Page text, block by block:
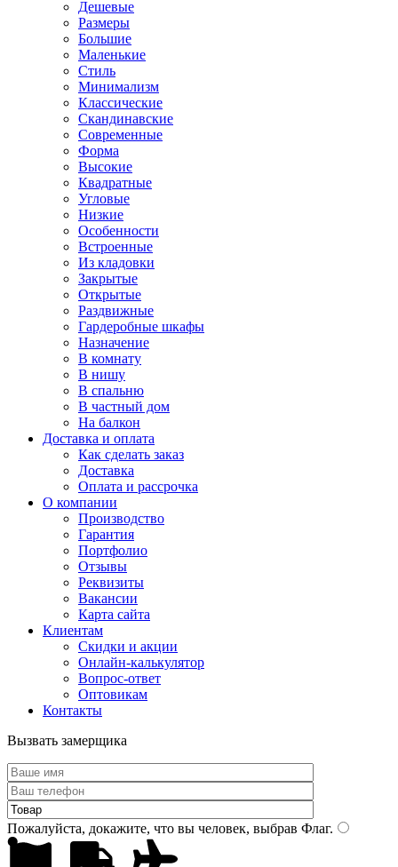
Дешевые
Размеры
Большие
Маленькие
Стиль
Минимализм
Классические
Скандинавские
Современные
Форма
Высокие
Квадратные
Угловые
Низкие
Особенности
Встроенные
Из кладовки
Закрытые
Открытые
Раздвижные
Гардеробные шкафы
Назначение
В комнату
В нишу
В спальню
В частный дом
На балкон
Доставка и оплата
Как сделать заказ
Доставка
Оплата и рассрочка
О компании
Производство
Гарантия
Портфолио
Отзывы
Реквизиты
Вакансии
Карта сайта
Клиентам
Скидки и акции
Онлайн-калькулятор
Вопрос-ответ
Оптовикам
Контакты
Вызвать замерщика
Пожалуйста, докажите, что вы человек, выбрав Флаг.